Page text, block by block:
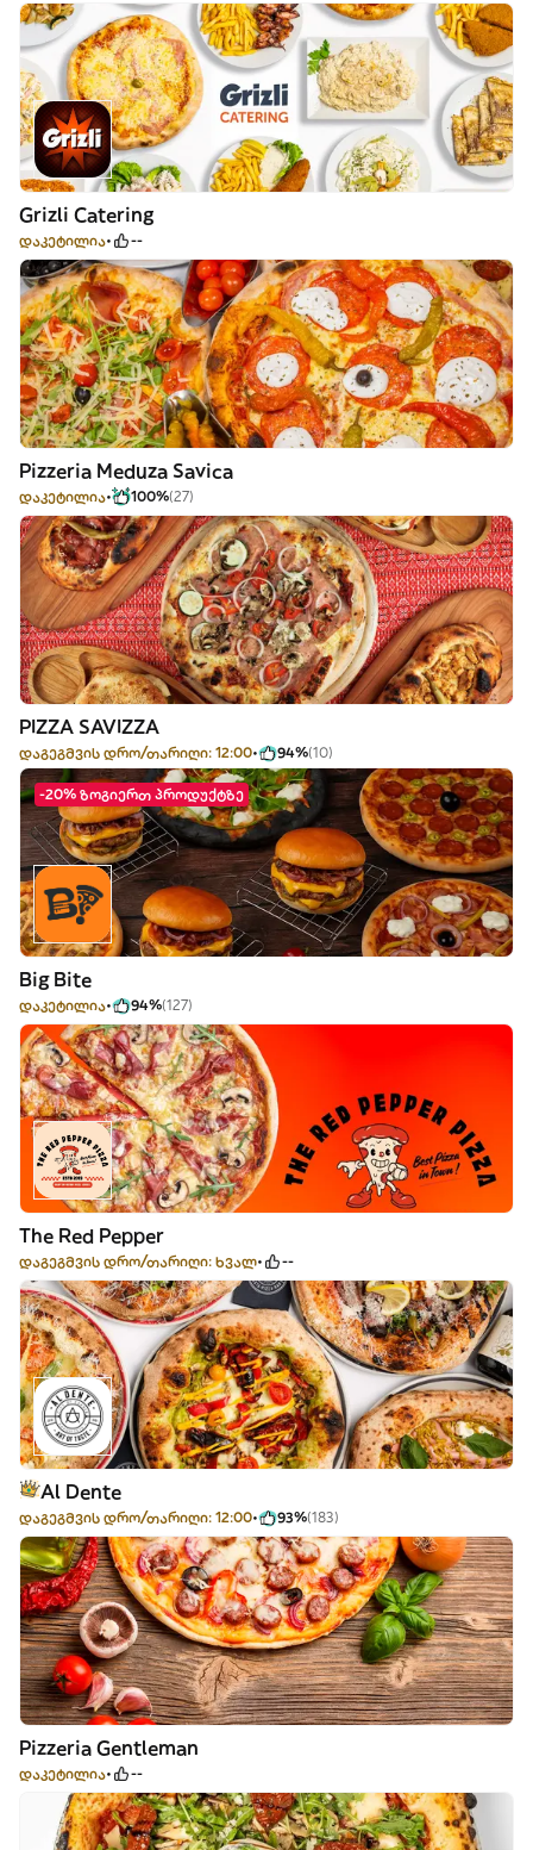
Grizli Catering
დაკეტილია --
Pizzeria Meduza Savica
დაკეტილია 100%(27)
PIZZA SAVIZZA
დაგეგმვის დრო/თარიღი: 12:00 94%(10)
-20% ზოგიერთ პროდუქტზე
Big Bite
დაკეტილია 94%(127)
The Red Pepper
დაგეგმვის დრო/თარიღი: ხვალ --
Al Dente
დაგეგმვის დრო/თარიღი: 12:00 93%(183)
Pizzeria Gentleman
დაკეტილია --